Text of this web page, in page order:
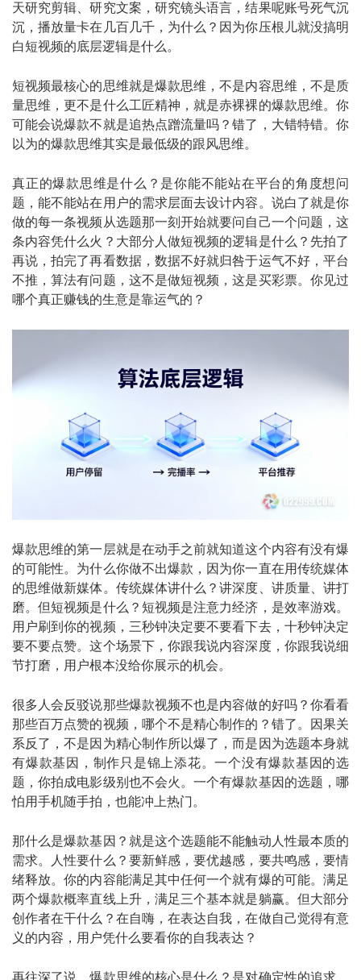
天研究剪辑、研究文案，研究镜头语言，结果呢账号死气沉
沉，播放量卡在几百几千，为什么？因为你压根儿就没搞明
白短视频的底层逻辑是什么。
短视频最核心的思维就是爆款思维，不是内容思维，不是质
量思维，更不是什么工匠精神，就是赤裸裸的爆款思维。你
可能会说爆款不就是追热点蹭流量吗？错了，大错特错。你
以为的爆款思维其实是最低级的跟风思维。
真正的爆款思维是什么？是你能不能站在平台的角度想问
题，能不能站在用户的需求层面去设计内容。说白了就是你
做的每一条视频从选题那一刻开始就要问自己一个问题，这
条内容凭什么火？大部分人做短视频的逻辑是什么？先拍了
再说，拍完了再看数据，数据不好就归咎于运气不好，平台
不推，算法有问题，这不是做短视频，这是买彩票。你见过
哪个真正赚钱的生意是靠运气的？
爆款思维的第一层就是在动手之前就知道这个内容有没有爆
的可能性。为什么你做不出爆款，因为你一直在用传统媒体
的思维做新媒体。传统媒体讲什么？讲深度、讲质量、讲打
磨。但短视频是什么？短视频是注意力经济，是效率游戏。
用户刷到你的视频，三秒钟决定要不要看下去，十秒钟决定
要不要点赞。这个场景下，你跟我说内容深度，你跟我说细
节打磨，用户根本没给你展示的机会。
很多人会反驳说那些爆款视频不也是内容做的好吗？你看看
那些百万点赞的视频，哪个不是精心制作的？错了。因果关
系反了，不是因为精心制作所以爆了，而是因为选题本身就
有爆款基因，制作只是锦上添花。一个没有爆款基因的选
题，你拍成电影级别也不会火。一个有爆款基因的选题，哪
怕用手机随手拍，也能冲上热门。
那什么是爆款基因？就是这个选题能不能触动人性最本质的
需求。人性要什么？要新鲜感，要优越感，要共鸣感，要情
绪释放。你的内容能满足其中任何一个就有爆的可能。满足
两个爆款概率直线上升，满足三个基本就是躺赢。但大部分
创作者在干什么？在自嗨，在表达自我，在做自己觉得有意
义的内容，用户凭什么要看你的自我表达？
再往深了说，爆款思维的核心是什么？是对确定性的追求。